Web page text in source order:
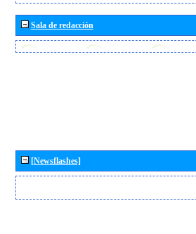
Sala de redacción
[Newsflashes]